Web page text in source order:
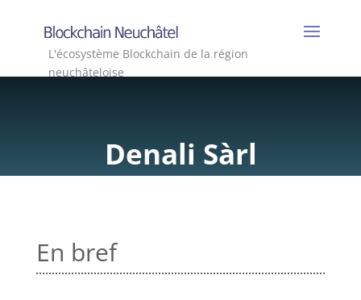
L'écosystème Blockchain de la région
neuchâteloise
Denali Sàrl
En bref